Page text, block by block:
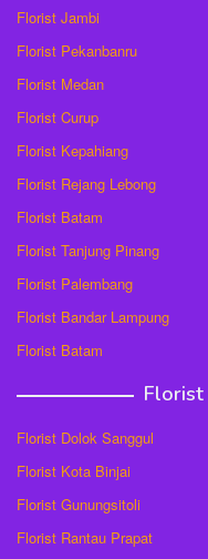
Florist Jambi
Florist Pekanbanru
Florist Medan
Florist Curup
Florist Kepahiang
Florist Rejang Lebong
Florist Batam
Florist Tanjung Pinang
Florist Palembang
Florist Bandar Lampung
Florist Batam
Florist
Florist Dolok Sanggul
Florist Kota Binjai
Florist Gunungsitoli
Florist Rantau Prapat